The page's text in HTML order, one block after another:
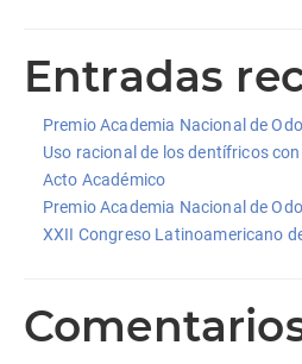
Entradas
Premio Academia Nacional de
Uso racional de los dentífricos
Acto Académico
Premio Academia Nacional de
XXII Congreso Latinoamericano